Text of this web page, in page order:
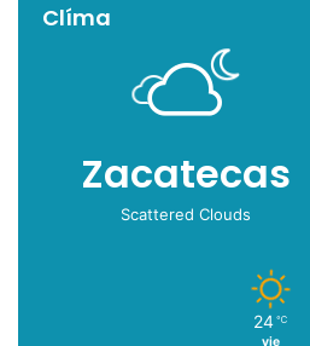
Clíma
Zacatecas
Scattered Clouds
24 ℃
vie